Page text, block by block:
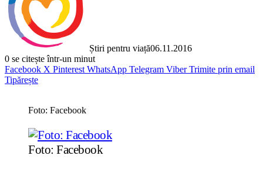
Știri pentru viață06.11.2016
0 se citește într-un minut
Facebook X Pinterest WhatsApp Telegram Viber Trimite prin email
Tipărește
Foto: Facebook
Foto: Facebook